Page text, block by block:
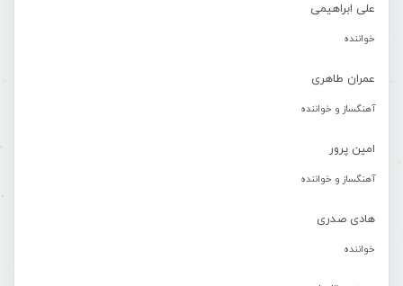
علی ابراهیمی
خواننده
عمران طاهری
آهنگساز و خواننده
امین پرور
آهنگساز و خواننده
هادی صدری
خواننده